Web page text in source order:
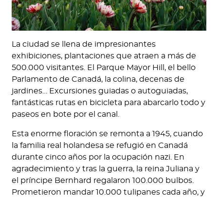
La ciudad se llena de impresionantes
exhibiciones, plantaciones que atraen a más de
500.000 visitantes. El Parque Mayor Hill, el bello
Parlamento de Canadá, la colina, decenas de
jardines… Excursiones guiadas o autoguiadas,
fantásticas rutas en bicicleta para abarcarlo todo y
paseos en bote por el canal.
Esta enorme floración se remonta a 1945, cuando
la familia real holandesa se refugió en Canadá
durante cinco años por la ocupación nazi. En
agradecimiento y tras la guerra, la reina Juliana y
el príncipe Bernhard regalaron 100.000 bulbos.
Prometieron mandar 10.000 tulipanes cada año, y